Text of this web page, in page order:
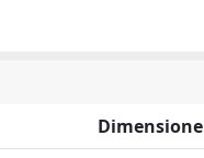
Dimensione